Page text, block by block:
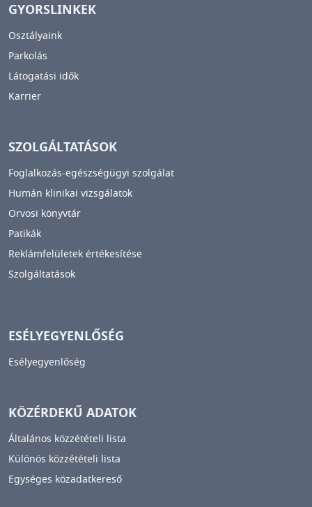
GYORSLINKEK
Osztályaink
Parkolás
Látogatási idők
Karrier
SZOLGÁLTATÁSOK
Foglalkozás-egészségügyi szolgálat
Humán klinikai vizsgálatok
Orvosi könyvtár
Patikák
Reklámfelületek értékesítése
Szolgáltatások
ESÉLYEGYENLŐSÉG
Esélyegyenlőség
KÖZÉRDEKŰ ADATOK
Általános közzétételi lista
Különös közzétételi lista
Egységes közadatkereső